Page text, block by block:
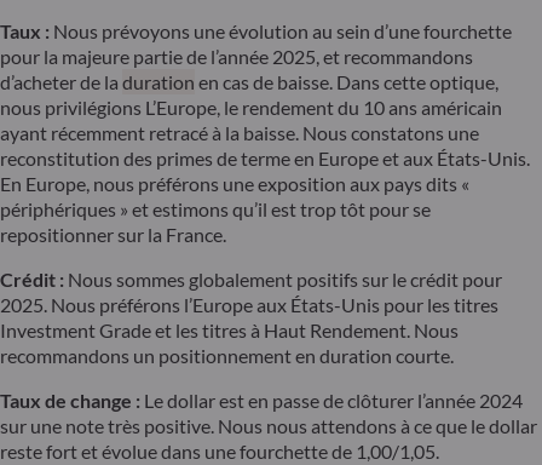
Taux : Nous prévoyons une évolution au sein d’une fourchette
pour la majeure partie de l’année 2025, et recommandons
d’acheter de la duration en cas de baisse. Dans cette optique,
nous privilégions L’Europe, le rendement du 10 ans américain
ayant récemment retracé à la baisse. Nous constatons une
reconstitution des primes de terme en Europe et aux États-Unis.
En Europe, nous préférons une exposition aux pays dits «
périphériques » et estimons qu’il est trop tôt pour se
repositionner sur la France.
Crédit : Nous sommes globalement positifs sur le crédit pour
2025. Nous préférons l’Europe aux États-Unis pour les titres
Investment Grade et les titres à Haut Rendement. Nous
recommandons un positionnement en duration courte.
Taux de change : Le dollar est en passe de clôturer l’année 2024
sur une note très positive. Nous nous attendons à ce que le dollar
reste fort et évolue dans une fourchette de 1,00/1,05.